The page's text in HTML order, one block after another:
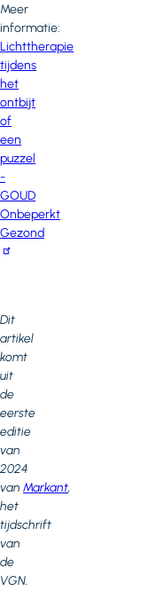
Meer
informatie:
Lichttherapie
tijdens
het
ontbijt
of
een
puzzel
-
GOUD
Onbeperkt
Gezond
Dit
artikel
komt
uit
de
eerste
editie
van
2024
van Markant,
het
tijdschrift
van
de
VGN.